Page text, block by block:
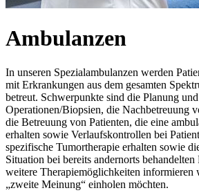
Ambulanzen
In unseren Spezialambulanzen werden
mit Erkrankungen aus dem gesamten
betreut. Schwerpunkte sind die Planung
Operationen/Biopsien, die Nachbetreuung
die Betreuung von Patienten, die eine
erhalten sowie Verlaufskontrollen bei
spezifische Tumortherapie erhalten sowie
Situation bei bereits andernorts
weitere Therapiemöglichkeiten informieren
„zweite Meinung“ einholen möchten.